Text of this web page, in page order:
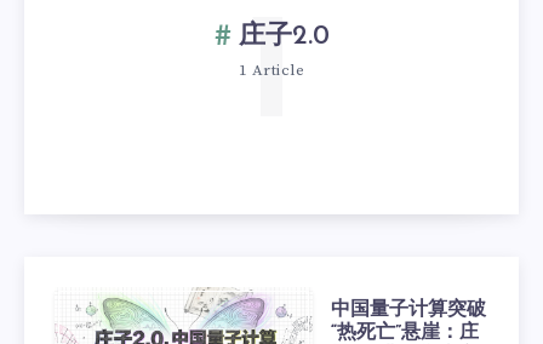
庄子2.0
1 Article
1
中国量子计算突破
“热死亡”悬崖：庄